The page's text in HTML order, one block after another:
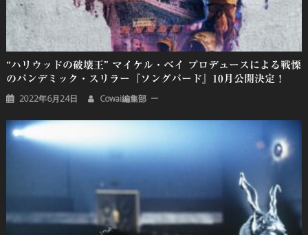
“ハリウッドの破壊王” マイケル・ベイ プロデュースによる戦慄
のパンデミック・スリラー『ソングバード』10月公開決定！
2022年6月24日 Cowai編集部